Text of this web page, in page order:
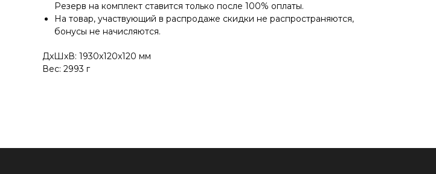
Резерв на комплект ставится только после 100% оплаты.
На товар, участвующий в распродаже скидки не распространяются,
бонусы не начисляются.
ДxШxВ: 1930x120x120 мм
Вес: 2993 г